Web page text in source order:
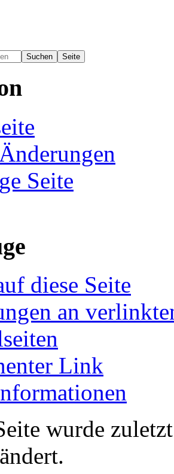
Seite
diese Seite
an
Link
wurde